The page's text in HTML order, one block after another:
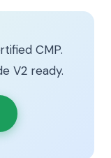
CMP.
V2 ready.